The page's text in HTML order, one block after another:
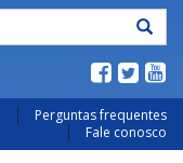
Canais
Perguntas frequentes
Fale conosco